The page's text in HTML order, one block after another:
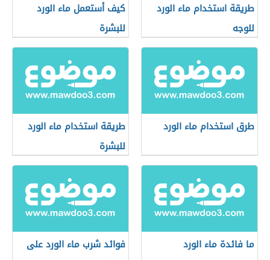
طريقة استخدام ماء الورد
للوجه
كيف أستعمل ماء الورد
للبشرة
طرق استخدام ماء الورد
طريقة استخدام ماء الورد
للبشرة
ما فائدة ماء الورد
فوائد شرب ماء الورد على